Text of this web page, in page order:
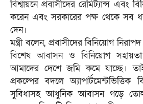
বিশ্বায়নে প্রবাসীদের রেমিট্যান্স এবং
করেন এবং সরকারের পক্ষ থেকে সব
দেন।
‎মন্ত্রী বলেন, প্রবাসীদের বিনিয়োগ
বিশেষ আবাসন ও বিনিয়োগ সহায়তা
আমাদের দেশে জমি কমে যাচ্ছে। তাই
প্রকল্পের বদলে অ্যাপার্টমেন্টভিত্তিক
সুবিধাসহ আধুনিক আবাসন গড়ে